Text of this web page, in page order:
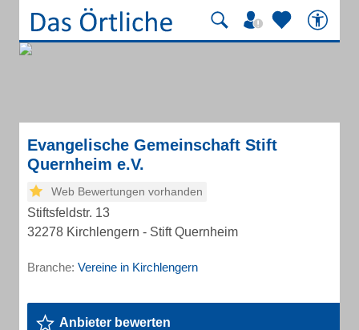
Evangelische Gemeinschaft Stift
Quernheim e.V.
Web Bewertungen vorhanden
Stiftsfeldstr. 13
32278 Kirchlengern - Stift Quernheim
Branche: Vereine in Kirchlengern
Anbieter bewerten